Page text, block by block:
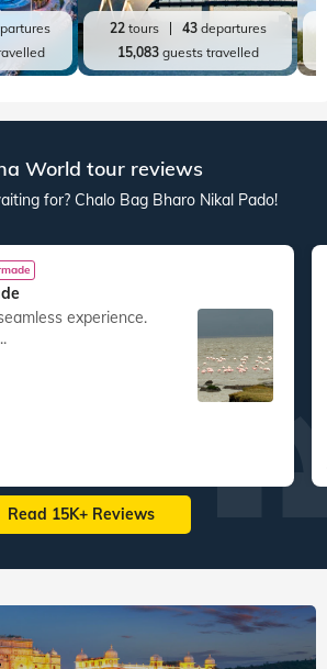
22tours 43departures
15,083guests travelled
World tour reviews
for? Chalo Bag Bharo Nikal Pado!
Read 15K+ Reviews